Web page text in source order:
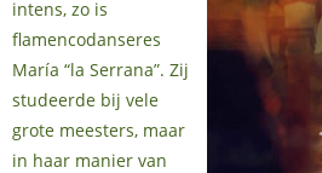
intens, zo is
flamencodanseres
María “la Serrana”. Zij
studeerde bij vele
grote meesters, maar
in haar manier van